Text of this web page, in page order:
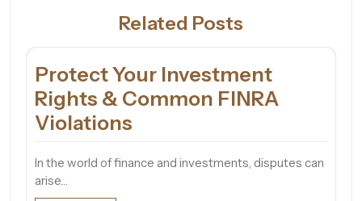
Related Posts
Protect Your Investment
Rights & Common FINRA
Violations
In the world of finance and investments, disputes can
arise…